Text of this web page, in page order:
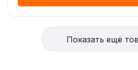
Показать ещё